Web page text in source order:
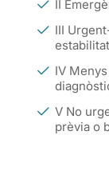
II
III
estabilitat
IV
V No
prèvia o